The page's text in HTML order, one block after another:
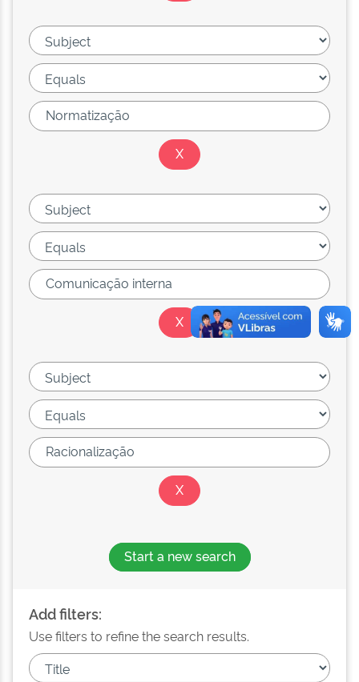
Start a new search
Add filters:
Use filters to refine the search results.